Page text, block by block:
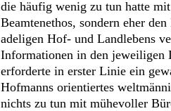
die häufig wenig zu tun hatte
Beamtenethos, sondern eher
adeligen Hof- und Landlebens
Informationen in den jeweiligen
erforderte in erster Linie ein
Hofmanns orientiertes
nichts zu tun mit mühevoller